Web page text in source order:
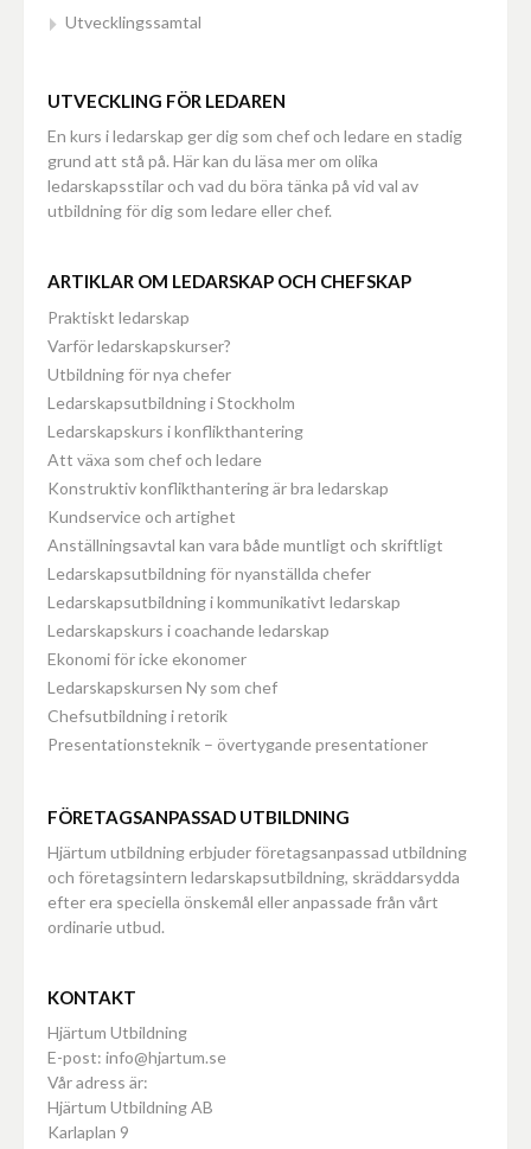
Utvecklingssamtal
UTVECKLING FÖR LEDAREN
En kurs i ledarskap ger dig som chef och ledare en stadig
grund att stå på. Här kan du läsa mer om olika
ledarskapsstilar och vad du böra tänka på vid val av
utbildning för dig som ledare eller chef.
ARTIKLAR OM LEDARSKAP OCH CHEFSKAP
Praktiskt ledarskap
Varför ledarskapskurser?
Utbildning för nya chefer
Ledarskapsutbildning i Stockholm
Ledarskapskurs i konflikthantering
Att växa som chef och ledare
Konstruktiv konflikthantering är bra ledarskap
Kundservice och artighet
Anställningsavtal kan vara både muntligt och skriftligt
Ledarskapsutbildning för nyanställda chefer
Ledarskapsutbildning i kommunikativt ledarskap
Ledarskapskurs i coachande ledarskap
Ekonomi för icke ekonomer
Ledarskapskursen Ny som chef
Chefsutbildning i retorik
Presentationsteknik – övertygande presentationer
FÖRETAGSANPASSAD UTBILDNING
Hjärtum utbildning erbjuder företagsanpassad utbildning
och företagsintern ledarskapsutbildning, skräddarsydda
efter era speciella önskemål eller anpassade från vårt
ordinarie utbud.
KONTAKT
Hjärtum Utbildning
E-post: info@hjartum.se
Vår adress är:
Hjärtum Utbildning AB
Karlaplan 9